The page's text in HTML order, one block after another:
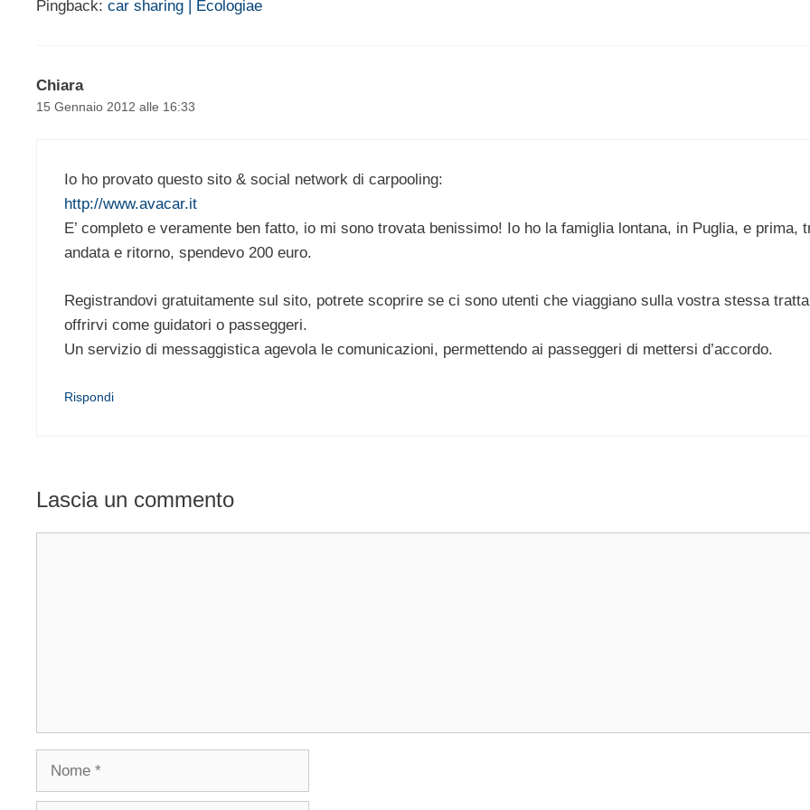
Pingback: car sharing | Ecologiae
Chiara
15 Gennaio 2012 alle 16:33
Io ho provato questo sito & social network di carpooling:
http://www.avacar.it
E’ completo e veramente ben fatto, io mi sono trovata benissimo! Io ho la famiglia lontana, in Puglia, e prima,
andata e ritorno, spendevo 200 euro.
Registrandovi gratuitamente sul sito, potrete scoprire se ci sono utenti che viaggiano sulla vostra stessa
offrirvi come guidatori o passeggeri.
Un servizio di messaggistica agevola le comunicazioni, permettendo ai passeggeri di mettersi d’accordo.
Rispondi
Lascia un commento